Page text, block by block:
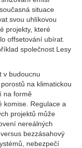
situace
svou uhlíkovou
projekty, které
offsetování ubírat.
společnost Lesy
v budoucnu
na klimatickou
na formě
komise. Regulace a
projektů může
nereálných
bezzásahový
nebezpečí